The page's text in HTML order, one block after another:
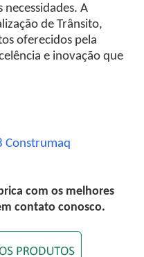
A
de Trânsito,
oferecidos pela
e inovação que
Construmaq
com os melhores
contato conosco.